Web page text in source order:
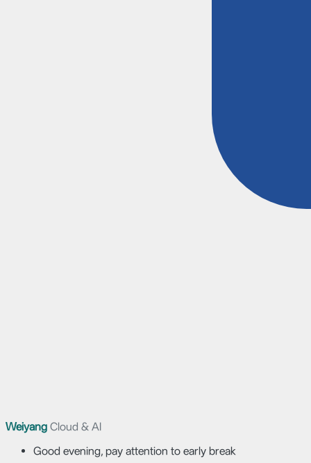
Weiyang Cloud & AI
Good evening, pay attention to early break